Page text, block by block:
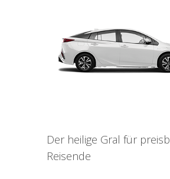
Der heilige Gral für
Reisende